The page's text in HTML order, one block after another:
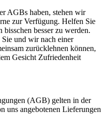
AGBs haben, stehen wir
zur Verfügung. Helfen Sie
besser zu werden.
und wir nach einer
zurücklehnen können,
Gesicht Zufriedenheit
(AGB) gelten in der
uns angebotenen Lieferungen